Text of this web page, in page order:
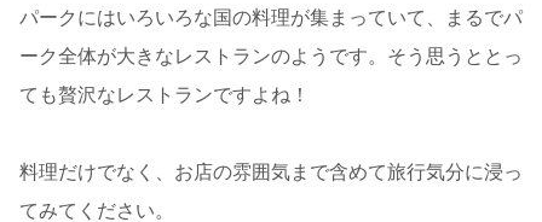
パークにはいろいろな国の料理が集まっていて、まるでパ
ーク全体が大きなレストランのようです。そう思うととっ
ても贅沢なレストランですよね！
料理だけでなく、お店の雰囲気まで含めて旅行気分に浸っ
てみてください。